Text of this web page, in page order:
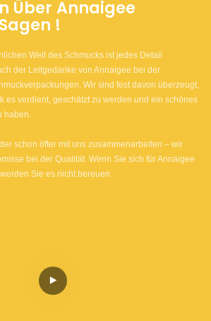
Über Annaigee
Sagen !
Welt des Schmucks ist jedes Detail
der Leitgedanke von Annaigee bei der
Wir sind fest davon überzeugt,
es verdient, geschätzt zu werden und ein schönes
haben.
schon öfter mit uns zusammenarbeiten – wir
bei der Qualität. Wenn Sie sich für Annaigee
Sie es nicht bereuen.